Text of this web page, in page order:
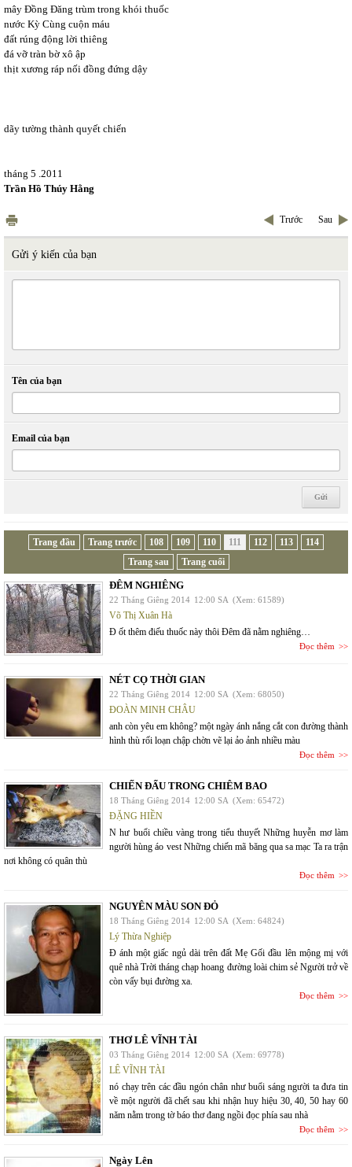
mây Đồng Đăng trùm trong khói thuốc
nước Kỳ Cùng cuộn máu
đất rúng động lời thiêng
đá vỡ tràn bờ xô ập
thịt xương ráp nối đồng đứng dậy
dãy tường thành quyết chiến
tháng 5 .2011
Trần Hồ Thúy Hằng
Trước Sau
Gửi ý kiến của bạn
Tên của bạn
Email của bạn
Trang đầu Trang trước 108 109 110 111 112 113
114
Trang sau
Trang cuối
ĐÊM NGHIÊNG
22 Tháng Giêng 2014 12:00 SA (Xem: 61589)
Võ Thị Xuân Hà
Đ ốt thêm điếu thuốc này thôi Đêm đã nằm nghiêng…
Đọc thêm
NÉT CỌ THỜI GIAN
22 Tháng Giêng 2014 12:00 SA (Xem: 68050)
ĐOÀN MINH CHÂU
anh còn yêu em không? một ngày ánh nắng cắt con đường thành
hình thù rối loạn chập chờn vẽ lại ảo ảnh nhiều màu
Đọc thêm
CHIẾN ĐẤU TRONG CHIÊM BAO
18 Tháng Giêng 2014 12:00 SA (Xem: 65472)
ĐẶNG HIỀN
N hư buổi chiều vàng trong tiểu thuyết Những huyễn mơ làm
người hùng áo vest Những chiến mã băng qua sa mạc Ta ra trận
nơi không có quân thù
Đọc thêm
NGUYÊN MÀU SON ĐỎ
18 Tháng Giêng 2014 12:00 SA (Xem: 64824)
Lý Thừa Nghiệp
Đ ánh một giấc ngủ dài trên đất Mẹ Gối đầu lên mộng mị với
quê nhà Trời tháng chạp hoang đường loài chim sẻ Người trở về
còn vấy bụi đường xa.
Đọc thêm
THƠ LÊ VĨNH TÀI
03 Tháng Giêng 2014 12:00 SA (Xem: 69778)
LÊ VĨNH TÀI
nó chạy trên các đầu ngón chân như buổi sáng người ta đưa tin
về một người đã chết sau khi nhận huy hiệu 30, 40, 50 hay 60
năm nằm trong tờ báo thơ đang ngồi đọc phía sau nhà
Đọc thêm
Ngày Lên